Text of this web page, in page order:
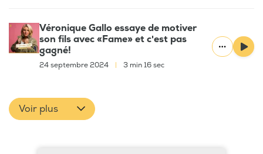
Véronique Gallo essaye de motiver
son fils avec «Fame» et c'est pas
gagné!
24 septembre 2024 3 min 16 sec
Voir plus